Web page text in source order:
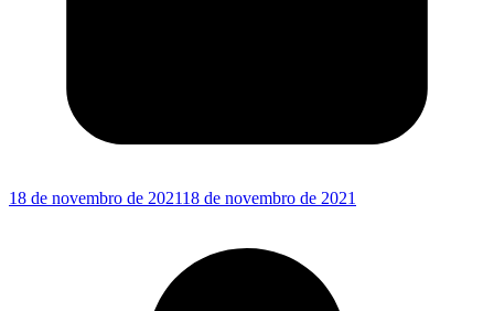
18 de novembro de 202118 de novembro de 2021